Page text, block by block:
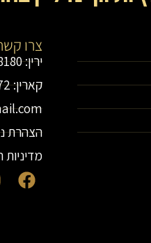
צרו
ירין: 050-8688180
קארין: 052-6377072
הצהרת
מדיניות